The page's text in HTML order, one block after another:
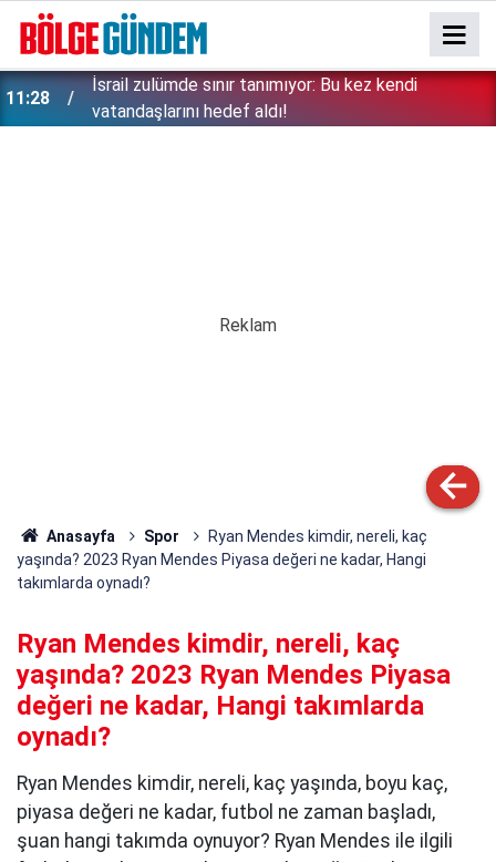
11:28
İsrail zulümde sınır tanımıyor: Bu kez kendi
vatandaşlarını hedef aldı!
Anasayfa Spor
Ryan Mendes kimdir, nereli, kaç
yaşında? 2023 Ryan Mendes Piyasa değeri ne kadar, Hangi
takımlarda oynadı?
Ryan Mendes kimdir, nereli, kaç
yaşında? 2023 Ryan Mendes Piyasa
değeri ne kadar, Hangi takımlarda
oynadı?
Ryan Mendes kimdir, nereli, kaç yaşında, boyu kaç,
piyasa değeri ne kadar, futbol ne zaman başladı,
şuan hangi takımda oynuyor? Ryan Mendes ile ilgili